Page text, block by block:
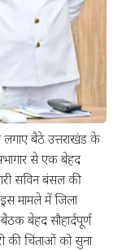
बैठे उत्तराखंड के
से एक बेहद
सविन बंसल की
मामले में जिला
बेहद सौहार्दपूर्ण
की चिंताओं को सुना